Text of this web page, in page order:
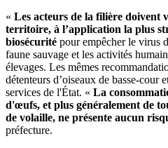
« Les acteurs de la filière doivent
territoire, à l’application la plus
biosécurité pour empêcher le virus
faune sauvage et les activités
élevages. Les mêmes
détenteurs d’oiseaux de basse-cour
services de l'État. « La
d'œufs, et plus généralement de
de volaille, ne présente aucun
préfecture.